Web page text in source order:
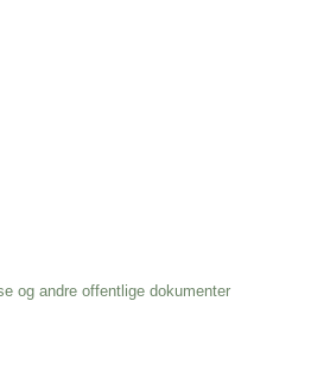
og andre offentlige dokumenter